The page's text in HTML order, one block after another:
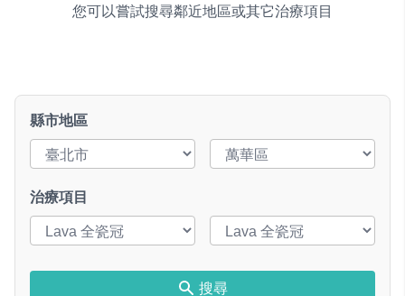
您可以嘗試搜尋鄰近地區或其它治療項目
縣市地區
治療項目
搜尋